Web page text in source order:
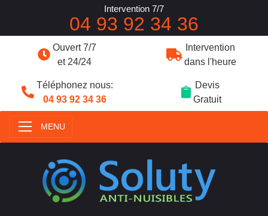
Ouvert 7/7
et 24/24
Intervention
dans l'heure
Téléphonez nous:
04 93 92 34 36
Devis
Gratuit
MENU
Intervention 7/7
04 93 92 34 36